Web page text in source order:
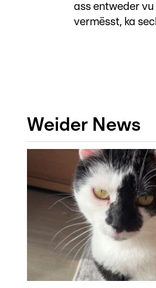
ass entweder
vermësst, ka
Weider News